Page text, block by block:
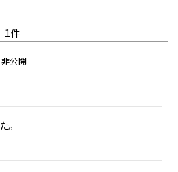
1
非公開
。